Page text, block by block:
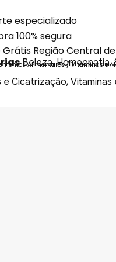
especializado
100% segura
Região Central de
Alimentares/Vitaminas e
Beleza,Homeopatia,
e Cicatrização,Vitaminas